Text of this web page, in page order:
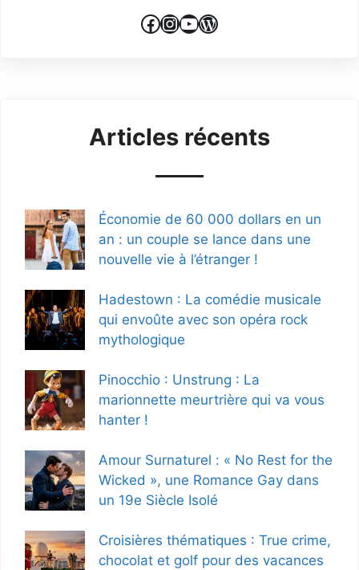
Facebook
Instagram
YouTube
WordPress
Articles récents
Économie de 60 000 dollars en un
an : un couple se lance dans une
nouvelle vie à l’étranger !
Hadestown : La comédie musicale
qui envoûte avec son opéra rock
mythologique
Pinocchio : Unstrung : La
marionnette meurtrière qui va vous
hanter !
Amour Surnaturel : « No Rest for the
Wicked », une Romance Gay dans
un 19e Siècle Isolé
Croisières thématiques : True crime,
chocolat et golf pour des vacances